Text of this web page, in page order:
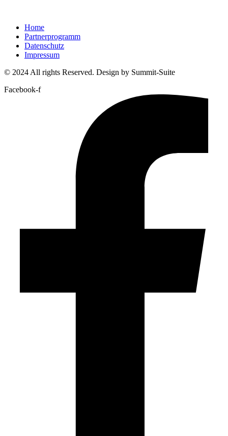
Home
Partnerprogramm
Datenschutz
Impressum
© 2024 All rights Reserved. Design by Summit-Suite
Facebook-f